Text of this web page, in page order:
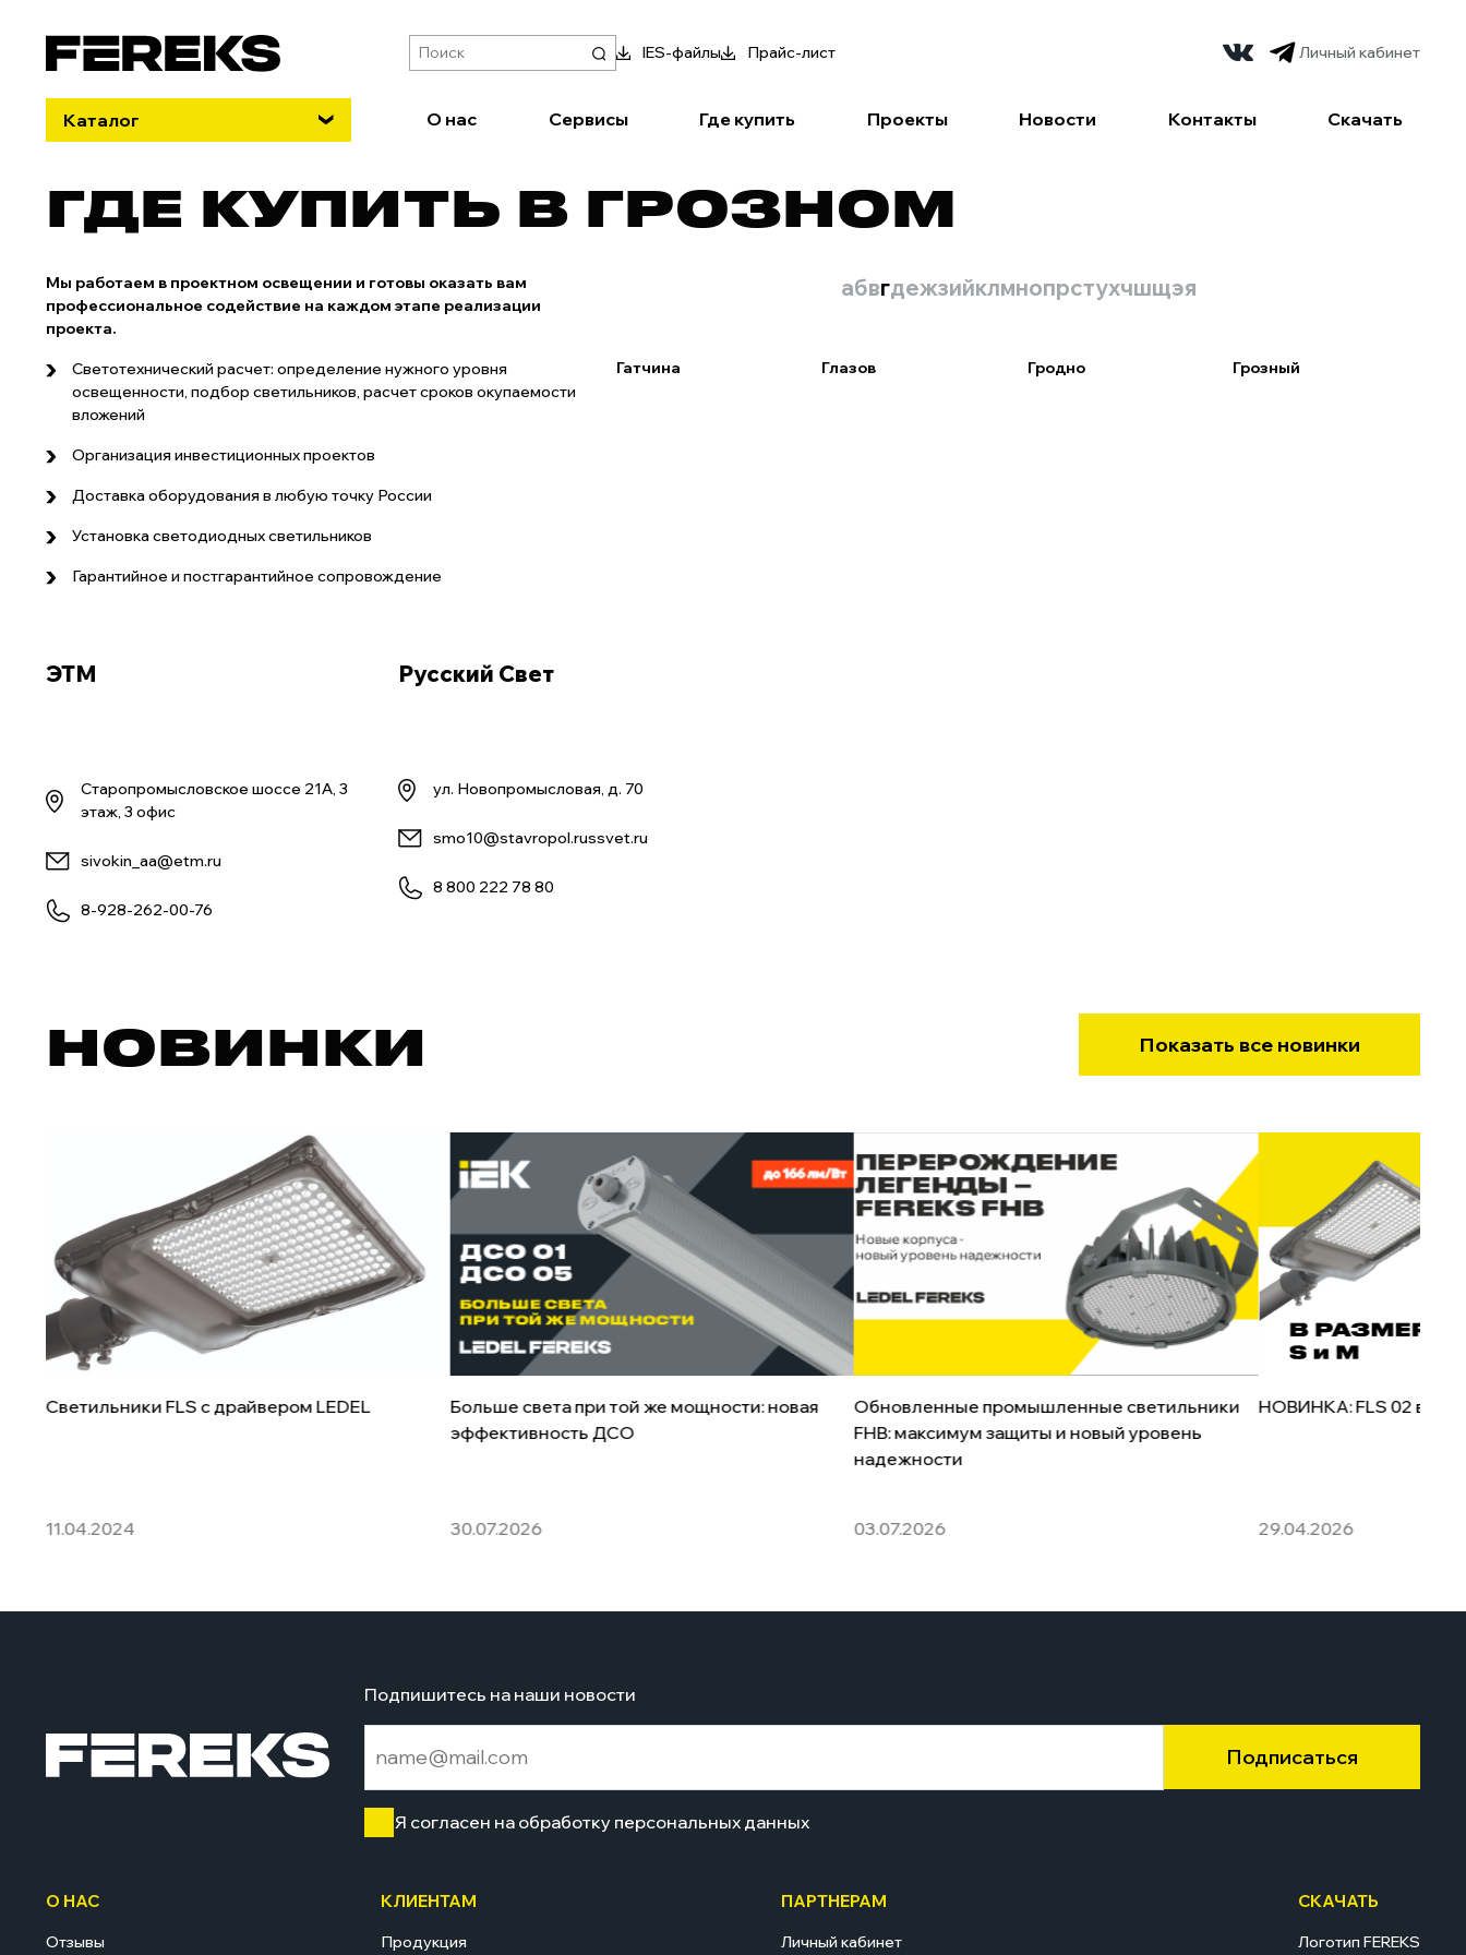
Каталог
IES-файлы Прайс-лист Личный кабинет
О нас Сервисы Где купить Проекты Новости Контакты Скачать
ГДЕ КУПИТЬ В ГРОЗНОМ
Мы работаем в проектном освещении и готовы оказать вам
профессиональное содействие на каждом этапе реализации
проекта.
Светотехнический расчет: определение нужного уровня
освещенности, подбор светильников, расчет сроков окупаемости
вложений
Организация инвестиционных проектов
Доставка оборудования в любую точку России
Установка светодиодных светильников
Гарантийное и постгарантийное сопровождение
абвгдежзийклмнопрстухчшщэя
Гатчина Глазов Гродно Грозный
ЭТМ
Старопромысловское шоссе 21А, 3
этаж, 3 офис
sivokin_aa@etm.ru
8-928-262-00-76
Русский Свет
ул. Новопромысловая, д. 70
smo10@stavropol.russvet.ru
8 800 222 78 80
НОВИНКИ Показать все новинки
Светильники FLS с драйвером LEDEL
11.04.2024
Больше света при той же мощности: новая
эффективность ДСО
30.07.2026
Обновленные промышленные светильники
FHB: максимум защиты и новый уровень
надежности
03.07.2026
НОВИНКА: FLS 02 в
29.04.2026
Подпишитесь на наши новости
Я согласен на обработку персональных данных
Подписаться
О НАС
Отзывы
КЛИЕНТАМ
Продукция
ПАРТНЕРАМ
Личный кабинет
СКАЧАТЬ
Логотип FEREKS